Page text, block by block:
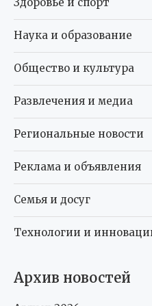
Развлечения и медиа
Региональные новости
Реклама и объявления
Семья и досуг
Технологии и инновации
Архив новостей
Август 2026
Май 2026